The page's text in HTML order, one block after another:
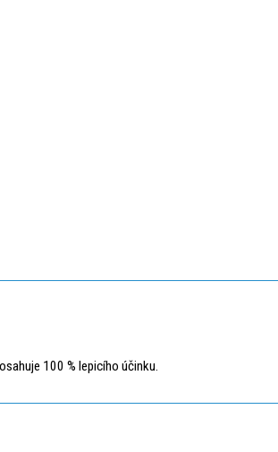
100 % lepicího účinku.